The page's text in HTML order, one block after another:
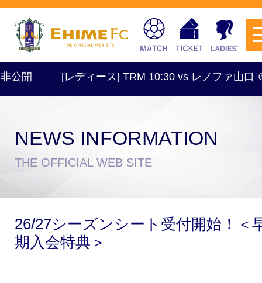
試合日程・結果
チケットを購入
[レディース] TRM 10:30 vs レノファ山口 ＠砥
NEWS INFORMATION
THE OFFICIAL WEB SITE
26/27シーズンシート受付開始！＜
期入会特典＞